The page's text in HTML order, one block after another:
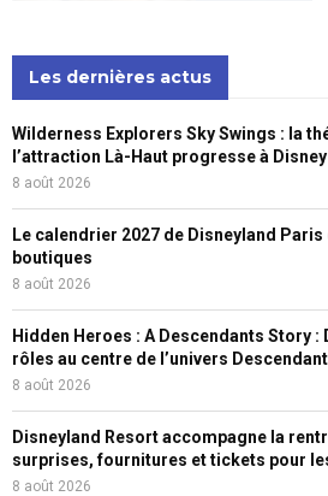
Les dernières actus
Wilderness Explorers Sky Swings : la
l’attraction Là-Haut progresse à
8 août 2026
Le calendrier 2027 de Disneyland
boutiques
8 août 2026
Hidden Heroes : A Descendants Story
rôles au centre de l’univers
8 août 2026
Disneyland Resort accompagne la
surprises, fournitures et tickets pour
8 août 2026